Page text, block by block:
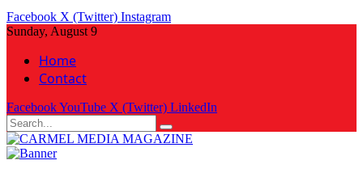
Facebook X (Twitter) Instagram
Sunday, August 9
Home
Contact
FacebookYouTube X (Twitter) LinkedIn